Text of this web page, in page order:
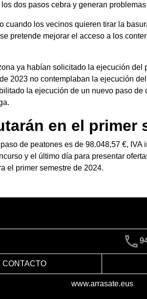
dos pasos cebra y generan
cuando los vecinos quieren tirar la
pretende mejorar el acceso a los
ya habían solicitado la ejecución
2023 no contemplaban la ejecución
la ejecución de un nuevo paso
en el primer
de peatones es de 98.048,57 €,
y el último día para presentar
el primer semestre de 2024.
CONTACTO
www.arrasate.eus